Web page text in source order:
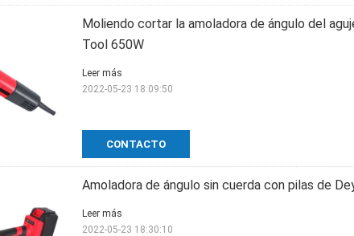
Moliendo cortar la amoladora de ángulo del
Tool 650W
CONTACTO
Leer más
2022-05-23 18:09:50
Amoladora de ángulo sin cuerda con pilas de
Leer más
2022-05-23 18:30:10